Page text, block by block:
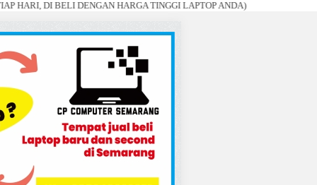
BELI DENGAN HARGA TINGGI LAPTOP ANDA)